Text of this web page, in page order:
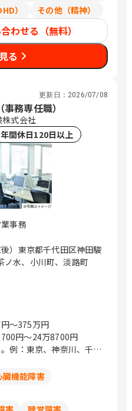
）
その他（精神）
わせる（無料）
る
更新日： 2026/07/08
務専任職）
株式会社
年間休日120日以上
事務
後）東京都千代田区神田駿
ノ水、小川町、淡路町
〜375万円
円〜24万8700円
例：東京、神奈川、千
臓機能障害